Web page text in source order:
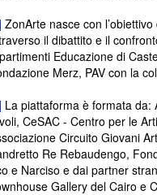
ZonArte nasce con
il dibattito e il
Educazione di
Merz, PAV con la
La piattaforma è formata da:
CeSAC - Centro per le
Circuito Giovani
Re Rebaudengo,
e Narciso e dai partner
Gallery del Cairo e